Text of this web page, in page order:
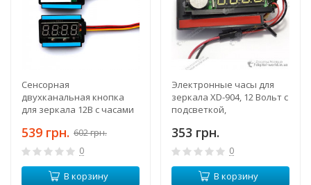
Сенсорная
двухканальная кнопка
для зеркала 12В с часами
539 грн. 602 грн.
0
В корзину
Электронные часы для
зеркала XD-904, 12 Вольт с
подсветкой,
353 грн.
0
В корзину